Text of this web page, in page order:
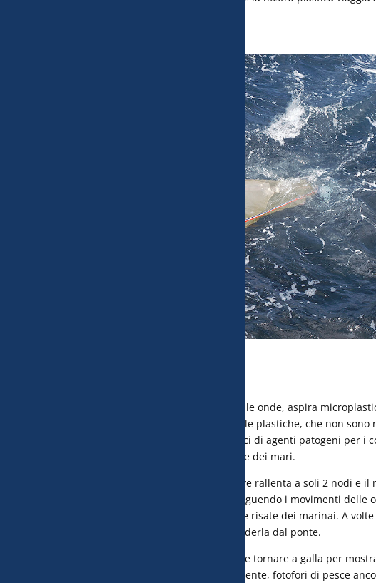
bocca aperta e le due ali che la aiutano a surfare le onde, aspira
tappi di sughero o attrezzi da pesca… Queste piccole plastiche, che non sono
la vita marina, potrebbero anche essere portatrici di agenti patogeni per i
cercheremo di rispondere a bordo di questo gigante dei mari.
spesso di notte, questa rete viene liberata. La nave rallenta a soli 2 nodi e il
Per 1h30 scivola sulla superficie dell’oceano, seguendo i movimenti delle
pesci volanti, boobies dai piedi rossi e le risate dei marinai. A
può toccare l’acqua, mentre io posso solo vederla dal ponte.
segna la fine della nuotata per la manta, che deve tornare a galla per
di plastica di cui è difficile distinguere la vita precedente, fotofori di pesce